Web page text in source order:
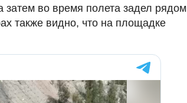
затем во время полета задел рядом
также видно, что на площадке